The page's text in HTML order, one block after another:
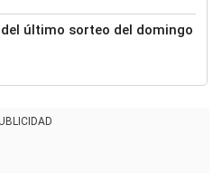
último sorteo del domingo